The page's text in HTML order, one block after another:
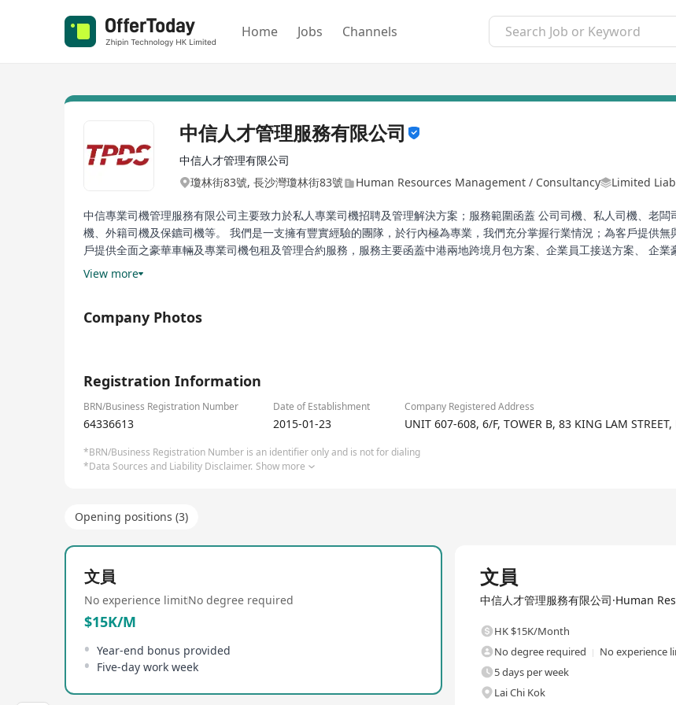
Home Jobs Channels
中信人才管理服務有限公司
中信人才管理有限公司
瓊林街83號, 長沙灣瓊林街83號
Human Resources Management / Consultancy Limited
中信專業司機管理服務有限公司主要致力於私人專業司機招聘及管理解決方案；服務範圍函蓋 公司司機、私人司機、老
機、外籍司機及保鑣司機等。 我們是一支擁有豐實經驗的團隊，於行內極為專業，我們充分掌握行業情況；為客戶提供
戶提供全面之豪華車輛及專業司機包租及管理合約服務，服務主要函蓋中港兩地跨境月包方案、企業員工接送方案、 企
接送服務等。
View more
Company Photos
Registration Information
BRN/Business Registration Number Date of Establishment Company Registered Address
64336613 2015-01-23 UNIT 607-608, 6/F, TOWER B, 83 KING LAM
*BRN/Business Registration Number is an identifier only and is not for dialing
*Data Sources and Liability Disclaimer. Show more
Opening positions (3)
文員
No experience limitNo degree required
$15K/M
Year-end bonus provided
Five-day work week
文員
中信人才管理服務有限公司·Human
HK $15K/Month
No degree required
No experience
5 days per week
Lai Chi Kok